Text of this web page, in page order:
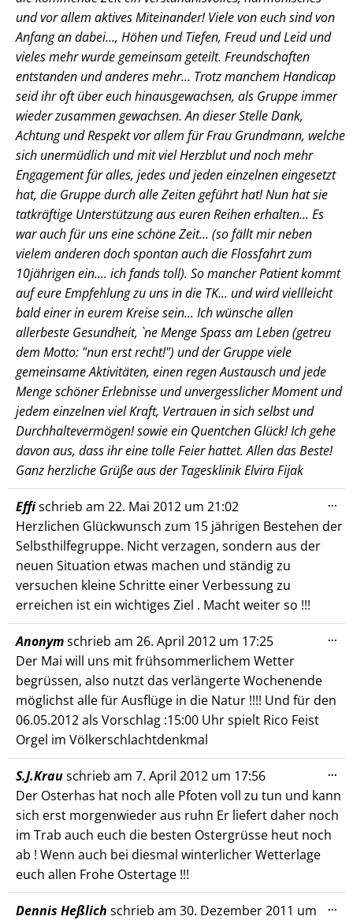
und vor allem aktives Miteinander! Viele von euch sind von
Anfang an dabei..., Höhen und Tiefen, Freud und Leid und
vieles mehr wurde gemeinsam geteilt. Freundschaften
entstanden und anderes mehr... Trotz manchem Handicap
seid ihr oft über euch hinausgewachsen, als Gruppe immer
wieder zusammen gewachsen. An dieser Stelle Dank,
Achtung und Respekt vor allem für Frau Grundmann, welche
sich unermüdlich und mit viel Herzblut und noch mehr
Engagement für alles, jedes und jeden einzelnen eingesetzt
hat, die Gruppe durch alle Zeiten geführt hat! Nun hat sie
tatkräftige Unterstützung aus euren Reihen erhalten... Es
war auch für uns eine schöne Zeit... (so fällt mir neben
vielem anderen doch spontan auch die Flossfahrt zum
10jährigen ein.... ich fands toll). So mancher Patient kommt
auf eure Empfehlung zu uns in die TK... und wird viellleicht
bald einer in eurem Kreise sein... Ich wünsche allen
allerbeste Gesundheit, `ne Menge Spass am Leben (getreu
dem Motto: "nun erst recht!") und der Gruppe viele
gemeinsame Aktivitäten, einen regen Austausch und jede
Menge schöner Erlebnisse und unvergesslicher Moment und
jedem einzelnen viel Kraft, Vertrauen in sich selbst und
Durchhaltevermögen! sowie ein Quentchen Glück! Ich gehe
davon aus, dass ihr eine tolle Feier hattet. Allen das Beste!
Ganz herzliche Grüße aus der Tagesklinik Elvira Fijak
Effischrieb am 22. Mai 2012 um 21:02
Herzlichen Glückwunsch zum 15 jährigen Bestehen der
Selbsthilfegruppe. Nicht verzagen, sondern aus der
neuen Situation etwas machen und ständig zu
versuchen kleine Schritte einer Verbessung zu
erreichen ist ein wichtiges Ziel . Macht weiter so !!!
...
Anonymschrieb am 26. April 2012 um 17:25
Der Mai will uns mit frühsommerlichem Wetter
begrüssen, also nutzt das verlängerte Wochenende
möglichst alle für Ausflüge in die Natur !!!! Und für den
06.05.2012 als Vorschlag :15:00 Uhr spielt Rico Feist
Orgel im Völkerschlachtdenkmal
...
S.J.Krauschrieb am 7. April 2012 um 17:56
Der Osterhas hat noch alle Pfoten voll zu tun und kann
sich erst morgenwieder aus ruhn Er liefert daher noch
im Trab auch euch die besten Ostergrüsse heut noch
ab ! Wenn auch bei diesmal winterlicher Wetterlage
euch allen Frohe Ostertage !!!
...
Dennis Heßlich schrieb am 30. Dezember 2011 um
...